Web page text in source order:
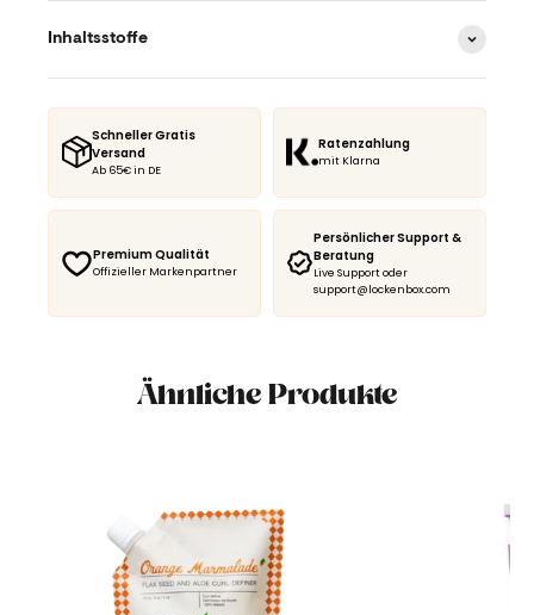
Inhaltsstoffe
Schneller Gratis
Versand
Ab 65€ in DE
Ratenzahlung
mit Klarna
Premium Qualität
Offizieller Markenpartner
Persönlicher Support &
Beratung
Live Support oder
support@lockenbox.com
Ähnliche Produkte